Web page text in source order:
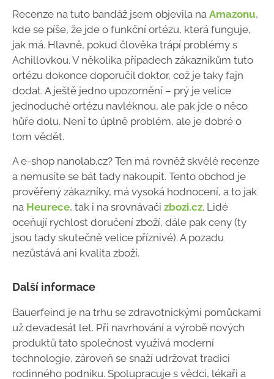
Recenze na tuto bandáž jsem objevila na Amazonu,
kde se píše, že jde o funkční ortézu, která funguje,
jak má. Hlavně, pokud člověka trápí problémy s
Achillovkou. V několika případech zákazníkům tuto
ortézu dokonce doporučil doktor, což je taky fajn
dodat. A ještě jedno upozornění – prý je velice
jednoduché ortézu navléknou, ale pak jde o něco
hůře dolu. Není to úplně problém, ale je dobré o
tom vědět.
A e-shop nanolab.cz? Ten má rovněž skvělé recenze
a nemusíte se bát tady nakoupit. Tento obchod je
prověřený zákazníky, má vysoká hodnocení, a to jak
na Heurece, tak i na srovnávači zbozi.cz. Lidé
oceňují rychlost doručení zboží, dále pak ceny (ty
jsou tady skutečně velice příznivé). A pozadu
nezůstává ani kvalita zboží.
Další informace
Bauerfeind je na trhu se zdravotnickými pomůckami
už devadesát let. Při navrhování a výrobě nových
produktů tato společnost využívá moderní
technologie, zároveň se snaží udržovat tradici
rodinného podniku. Spolupracuje s vědci, lékaři a